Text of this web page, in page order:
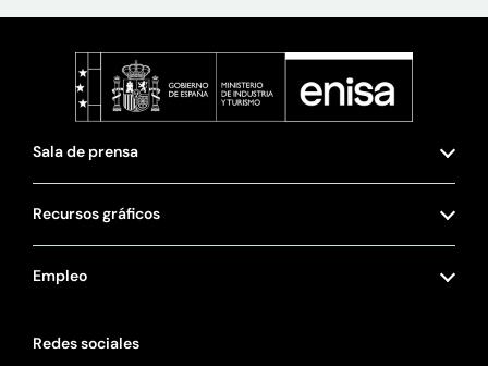
Sala de prensa
Recursos gráficos
Empleo
Redes sociales